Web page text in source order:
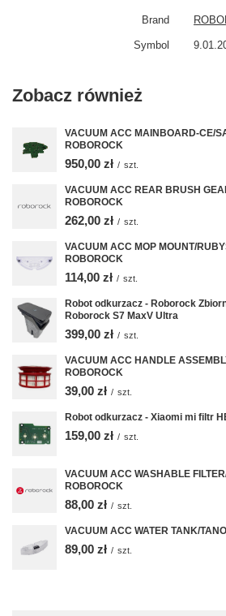
Brand
Symbol
Zobacz również
VACUUM ACC MAINBOARD-CE/
ROBOROCK
950,00 zł / szt.
VACUUM ACC REAR BRUSH
ROBOROCK
262,00 zł / szt.
VACUUM ACC MOP MOUNT/
ROBOROCK
114,00 zł / szt.
Robot odkurzacz - Roborock
Roborock S7 MaxV Ultra
399,00 zł / szt.
VACUUM ACC HANDLE
ROBOROCK
39,00 zł / szt.
Robot odkurzacz - Xiaomi mi filtr
159,00 zł / szt.
VACUUM ACC WASHABLE
ROBOROCK
88,00 zł / szt.
VACUUM ACC WATER TANK/
89,00 zł / szt.